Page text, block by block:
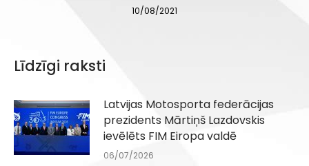
10/08/2021
Līdzīgi raksti
Latvijas Motosporta federācijas
prezidents Mārtiņš Lazdovskis
ievēlēts FIM Eiropa valdē
06/07/2026